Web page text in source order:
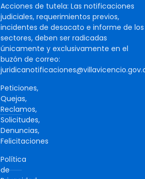
Acciones de tutela: Las notificaciones
judiciales, requerimientos previos,
incidentes de desacato e informe de los
sectores, deben ser radicadas
únicamente y exclusivamente en el
buzón de correo:
Peticiones,
Quejas,
Reclamos,
Solicitudes,
Denuncias,
Felicitaciones
Política
de